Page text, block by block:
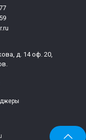
д. 14 оф. 20,